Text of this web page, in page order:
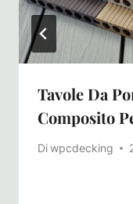
Tavole Da
Composito
Diwpcdecking